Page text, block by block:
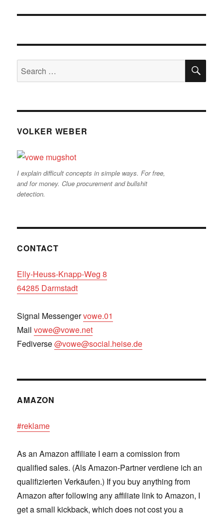
Search
for:
VOLKER WEBER
I explain difficult concepts in simple ways. For free,
and for money. Clue procurement and bullshit
detection.
CONTACT
Elly-Heuss-Knapp-Weg 8
64285 Darmstadt
Signal Messengervowe.01
Mailvowe@vowe.net
Fediverse@vowe@social.heise.de
AMAZON
#reklame
As an Amazon affiliate I earn a comission from
qualified sales. (Als Amazon-Partner verdiene ich an
qualifizierten Verkäufen.) If you buy anything from
Amazon after following any affiliate link to Amazon, I
get a small kickback, which does not cost you a